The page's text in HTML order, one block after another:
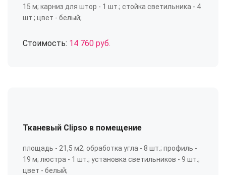
15 м; карниз для штор - 1 шт.; стойка светильника - 4
шт.; цвет - белый;
Стоимость: 14 760 руб.
Тканевый Clipso в помещение
площадь - 21,5 м2; обработка угла - 8 шт.; профиль -
19 м; люстра - 1 шт.; установка светильников - 9 шт.;
цвет - белый;